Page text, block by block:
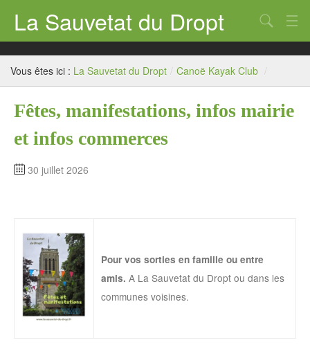
La Sauvetat du Dropt
Accueil
Mairie
Le village
Annuaire Pro
Écoles
Contact
Chercher
Vous êtes ici : La Sauvetat du Dropt / Canoë Kayak Club /
Fêtes, manifestations, infos mairie
et infos commerces
30 juillet 2026
Pour vos sorties en famille ou entre
amis. A La Sauvetat du Dropt ou dans les
communes voisines.